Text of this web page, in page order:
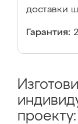
доставки
Гарантия:
проекту: